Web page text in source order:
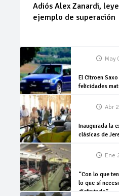
Adiós Alex Zanardi,
ejemplo de superación
May
El Citroen
felicidades
Abr
Inaugurada la
clásicas de
Ene
“Con lo que
lo que sí
disfrutarlo”